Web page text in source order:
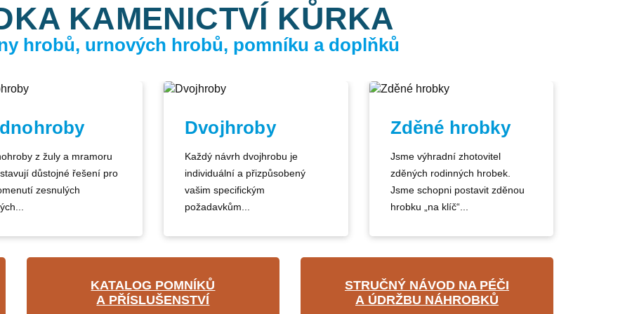
KAMENICTVÍ KŮRKA
hrobů, urnových hrobů, pomníku a doplňků
z žuly a mramoru
důstojné řešení pro
zesnulých
Dvojhroby
Každý návrh dvojhrobu je
individuální a přizpůsobený
vašim specifickým
požadavkům...
Zděné hrobky
Jsme výhradní zhotovitel
zděných rodinných hrobek.
Jsme schopni postavit zděnou
hrobku „na klíč“...
KATALOG POMNÍKŮ
A PŘÍSLUŠENSTVÍ
STRUČNÝ NÁVOD NA PÉČI
A ÚDRŽBU NÁHROBKŮ